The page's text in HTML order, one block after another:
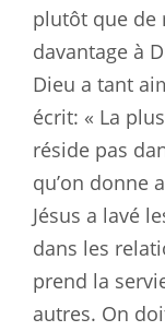
plutôt que de
davantage à
Dieu a tant
écrit: « La
réside pas
qu’on donne
Jésus a lavé
dans les
prend la
autres. On